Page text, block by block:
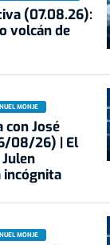
(07.08.26):
volcán de
MONJE
José
08/26) | El
incógnita
MONJE